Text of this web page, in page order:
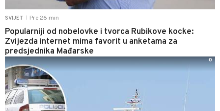
SVIJET Pre 26 min
Popularniji od nobelovke i tvorca Rubikove kocke:
Zvijezda internet mima favorit u anketama za
predsjednika Mađarske
0